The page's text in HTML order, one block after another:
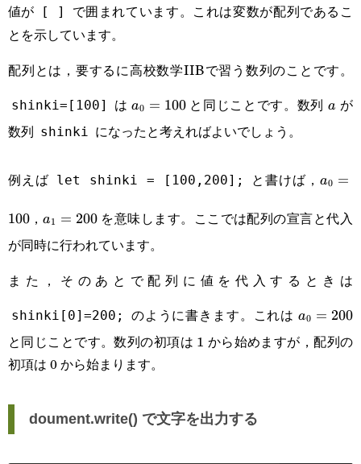
値が
[ ]
で囲まれています。これは変数が配列であるこ
とを示しています。
配列とは，要するに高校数学IIBで習う数列のことです。
shinki=[100] は a0 = 100と同じことです。数列 a が
数列 shinki になったと考えればよいでしょう。
例えば let shinki = [100,200]; と書けば， a0 =
100 ， a1 = 200を意味します。ここでは配列の宣言と代入
が同時に行われています。
また，そのあとで配列に値を代入するときは
shinki[0]=200; のように書きます。これは a0 = 200
と同じことです。数列の初項は 1 から始めますが，配列の
初項は 0 から始まります。
doument.write() で文字を出力する